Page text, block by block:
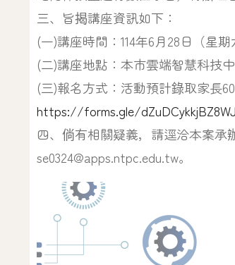
三、旨揭講座資訊如下：
(一)講座時間：114年6月28日（星期
(二)講座地點：本市雲端智慧科技
(三)報名方式：活動預計錄取家長
https://forms.gle/
四、倘有相關疑義，請逕洽本案承
se0324@apps.ntpc.edu.tw。